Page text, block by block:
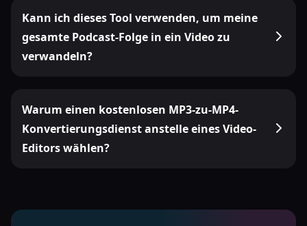
Kann ich dieses Tool verwenden, um meine
gesamte Podcast-Folge in ein Video zu
verwandeln?
Warum einen kostenlosen MP3-zu-MP4-
Konvertierungsdienst anstelle eines Video-
Editors wählen?